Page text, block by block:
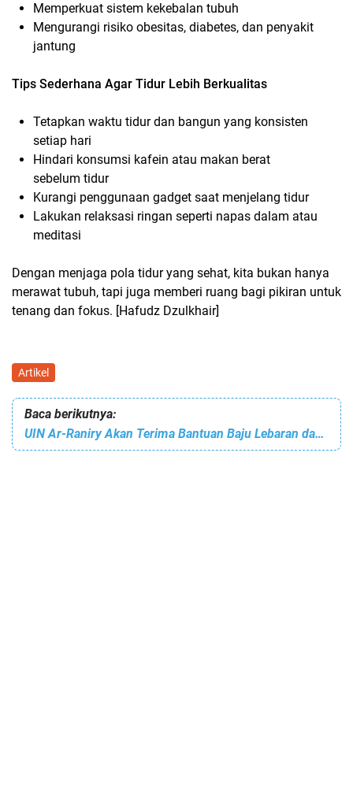
Memperkuat sistem kekebalan tubuh
Mengurangi risiko obesitas, diabetes, dan penyakit
jantung
Tips Sederhana Agar Tidur Lebih Berkualitas
Tetapkan waktu tidur dan bangun yang konsisten
setiap hari
Hindari konsumsi kafein atau makan berat
sebelum tidur
Kurangi penggunaan gadget saat menjelang tidur
Lakukan relaksasi ringan seperti napas dalam atau
meditasi
Dengan menjaga pola tidur yang sehat, kita bukan hanya
merawat tubuh, tapi juga memberi ruang bagi pikiran untuk
tenang dan fokus. [Hafudz Dzulkhair]
Artikel
Baca berikutnya:
UIN Ar-Raniry Akan Terima Bantuan Baju Lebaran dari UEA